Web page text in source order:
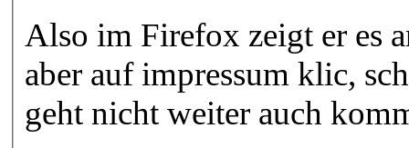
Also im Firefox zeigt er es
aber auf impressum klic,
geht nicht weiter auch